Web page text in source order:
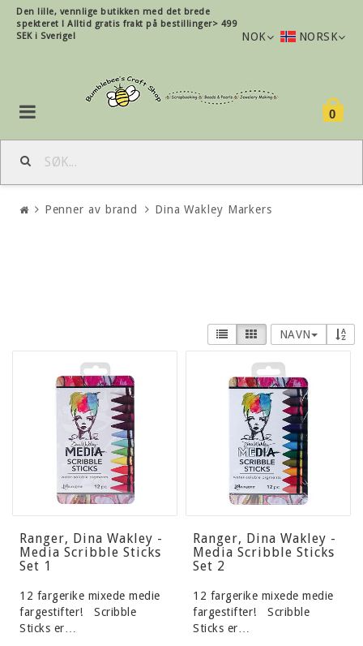
Den lille, vennlige butikken med det brede
spekteret ! Alltid gratis frakt på bestillinger> 499
SEK i Sverige!
NOK NORSK
0
Penner av brand Dina Wakley Markers
NAVN
Ranger, Dina Wakley -
Media Scribble Sticks
Set 1
12 fargerike mixede medie
fargestifter! Scribble
Sticks er…
Ranger, Dina Wakley -
Media Scribble Sticks
Set 2
12 fargerike mixede medie
fargestifter! Scribble
Sticks er…